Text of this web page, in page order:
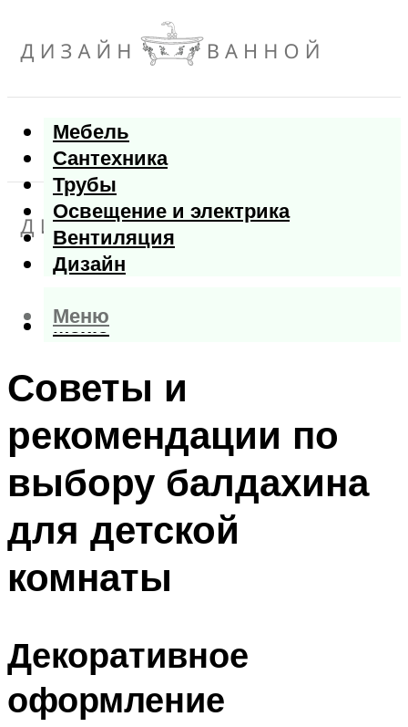
Мебель
Сантехника
Трубы
Освещение и электрика
Вентиляция
Дизайн
Меню
Меню
Советы и
рекомендации по
выбору балдахина
для детской
комнаты
Декоративное
оформление